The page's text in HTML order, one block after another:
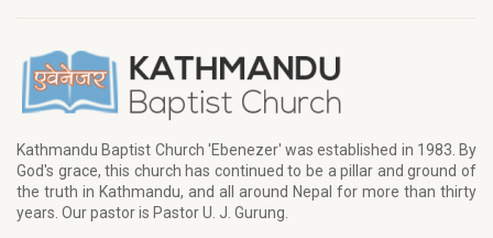
Kathmandu Baptist Church 'Ebenezer' was established in 1983. By
God's grace, this church has continued to be a pillar and ground of
the truth in Kathmandu, and all around Nepal for more than thirty
years. Our pastor is Pastor U. J. Gurung.